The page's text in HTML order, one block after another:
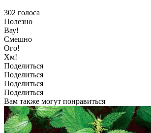
302 голоса
Полезно
Вау!
Смешно
Ого!
Хм!
Поделиться
Поделиться
Поделиться
Поделиться
Вам также могут понравиться